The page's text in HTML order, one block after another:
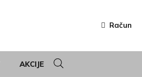
Račun
AKCIJE